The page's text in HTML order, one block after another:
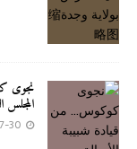
نجوى
المجلس
30